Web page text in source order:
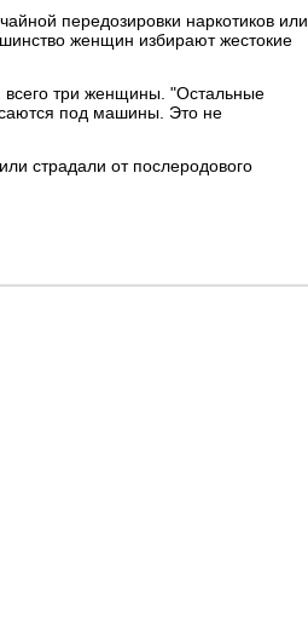
передозировки наркотиков или
женщин избирают жестокие
всего три женщины. "Остальные
под машины. Это не
страдали от послеродового